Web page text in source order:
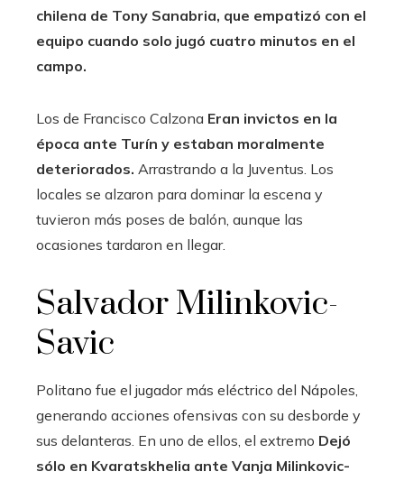
chilena de Tony Sanabria, que empatizó con el
equipo cuando solo jugó cuatro minutos en el
campo.
Los de Francisco Calzona Eran invictos en la
época ante Turín y estaban moralmente
deteriorados. Arrastrando a la Juventus. Los
locales se alzaron para dominar la escena y
tuvieron más poses de balón, aunque las
ocasiones tardaron en llegar.
Salvador Milinkovic-
Savic
Politano fue el jugador más eléctrico del Nápoles,
generando acciones ofensivas con su desborde y
sus delanteras. En uno de ellos, el extremo Dejó
sólo en Kvaratskhelia ante Vanja Milinkovic-